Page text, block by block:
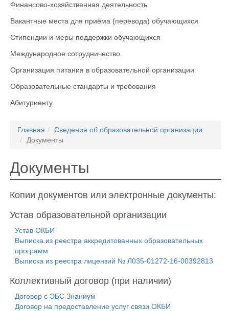
Финансово-хозяйственная деятельность
Вакантные места для приёма (перевода) обучающихся
Стипендии и меры поддержки обучающихся
Международное сотрудничество
Организация питания в образовательной организации
Образовательные стандарты и требования
Абитуриенту
Главная
Сведения об образовательной организации
Документы
Документы
Копии документов или электронные документы:
Устав образовательной организации
Устав ОКБИ
Выписка из реестра аккредитованных образовательных
программ
Выписка из реестра лицензий № Л035-01272-16-00392813
Коллективный договор (при наличии)
Договор с ЭБС Знаниум
Договор на предоставление услуг связи ОКБИ